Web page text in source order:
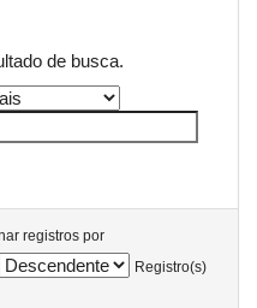
de busca.
registros por
Registro(s)